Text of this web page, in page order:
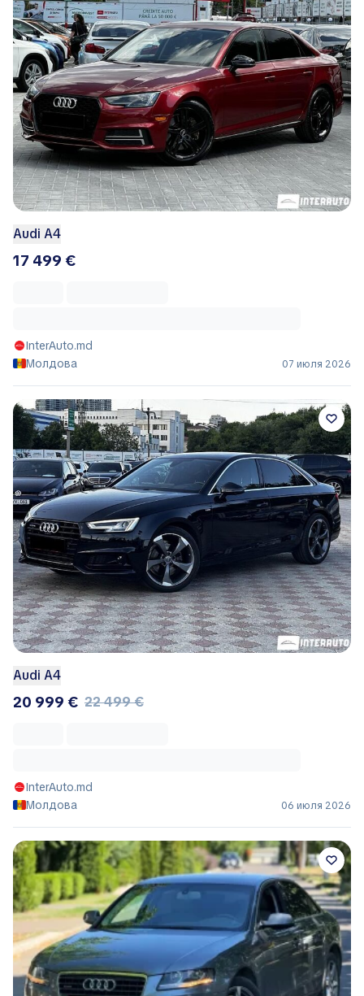
Audi A4
17 499 €
InterAuto.md
Молдова
07 июля 2026
Audi A4
20 999 € 22 499 €
InterAuto.md
Молдова
06 июля 2026